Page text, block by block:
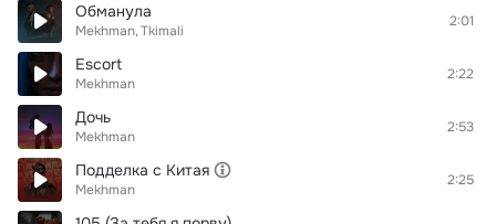
Обманула
Mekhman Tkimali
2:01
Escort
Mekhman
2:22
Дочь
Mekhman
2:53
Подделка с Китая
Mekhman
2:25